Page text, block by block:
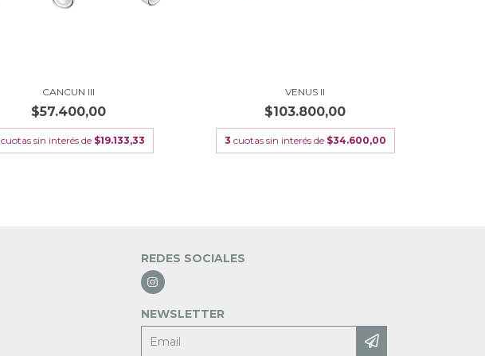
CANCUN III
$57.400,00
cuotas sin interés de $19.133,33
VENUS II
$103.800,00
3 cuotas sin interés de $34.600,00
REDES SOCIALES
NEWSLETTER